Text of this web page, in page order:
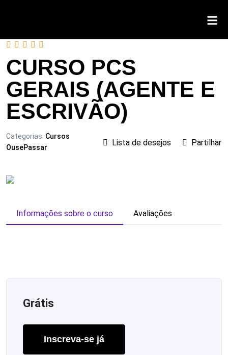
CURSO PCS
GERAIS (AGENTE E
ESCRIVÃO)
Categorias: Cursos
OusePassar
Lista de desejos Partilhar
Informações sobre o curso Avaliações
Grátis
Inscreva-se já